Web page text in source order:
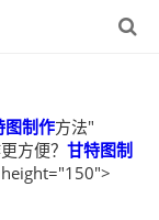
图制作方法"
方便？ 甘特图制